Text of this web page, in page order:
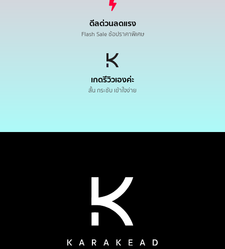
ดีลด่วนลดแรง
Flash Sale ช้อปราคาพิเศษ
เกดรีวิวเองค่ะ
สั้น กระชับ เข้าใจง่าย